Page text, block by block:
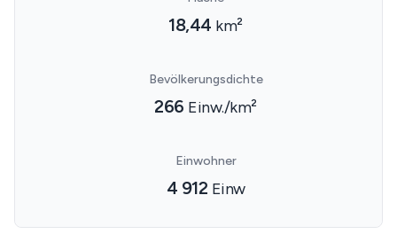
18,44 km²
Bevölkerungsdichte
266 Einw./km²
Einwohner
4 912 Einw